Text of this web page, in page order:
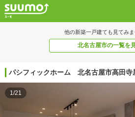
他の新築一戸建ても見てみま
北名古屋市の一覧を
パシフィックホーム 北名古屋市高田寺
1/21